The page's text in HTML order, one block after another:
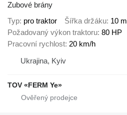
Zubové brány
Typ pro traktor Šířka držáku 10 m
Požadovaný výkon traktoru 80 HP
Pracovní rychlost 20 km/h
Ukrajina, Kyiv
TOV «FERM Ye»